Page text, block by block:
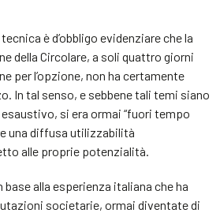
è d’obbligo evidenziare che la
della Circolare, a soli quattro giorni
per l’opzione, non ha certamente
In tal senso, e sebbene tali temi siano
si era ormai “fuori tempo
una diffusa utilizzabilità
alle proprie potenzialità.
alla esperienza italiana che ha
societarie, ormai diventate di